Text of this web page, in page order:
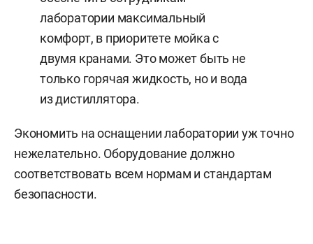
лаборатории максимальный
комфорт, в приоритете мойка с
двумя кранами. Это может быть не
только горячая жидкость, но и вода
из дистиллятора.
Экономить на оснащении лаборатории уж точно
нежелательно. Оборудование должно
соответствовать всем нормам и стандартам
безопасности.